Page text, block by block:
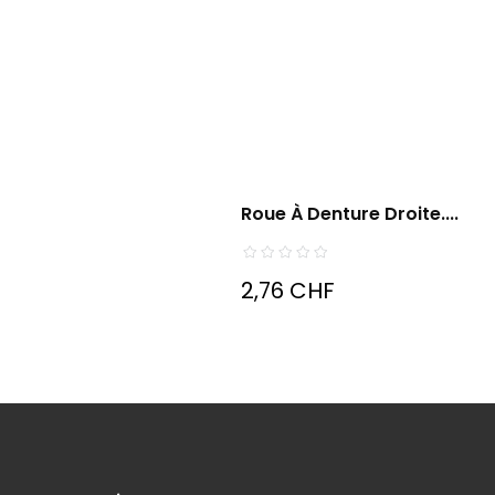
Roue À Denture Droite....
2,76 CHF